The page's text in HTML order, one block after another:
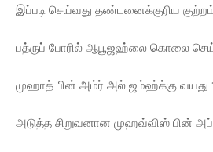
இப்படி செய்வது தண்டனைக்குரிய
பத்ருப் போரில் ஆபூஜஹ்லை கொலை
முஹாத் பின் அம்ர் அல் ஜம்ஹ்க்கு வயது
அடுத்த சிறுவனான முஹவ்விஸ் பின்